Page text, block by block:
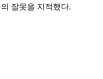
잘못을 지적했다.